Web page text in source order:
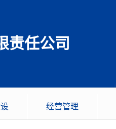
责任公司
经营管理